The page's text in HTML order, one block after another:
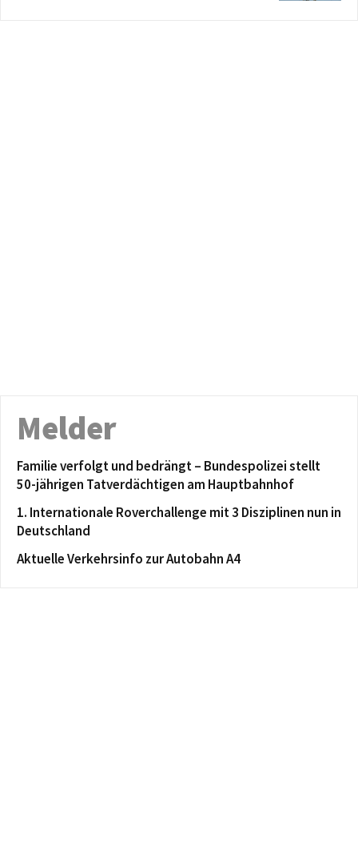
Melder
Familie verfolgt und bedrängt – Bundespolizei stellt
50-jährigen Tatverdächtigen am Hauptbahnhof
1. Internationale Roverchallenge mit 3 Disziplinen nun in
Deutschland
Aktuelle Verkehrsinfo zur Autobahn A4